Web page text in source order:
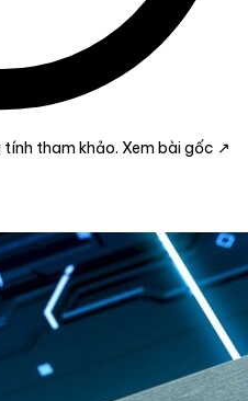
tính tham khảo. Xem bài gốc ↗